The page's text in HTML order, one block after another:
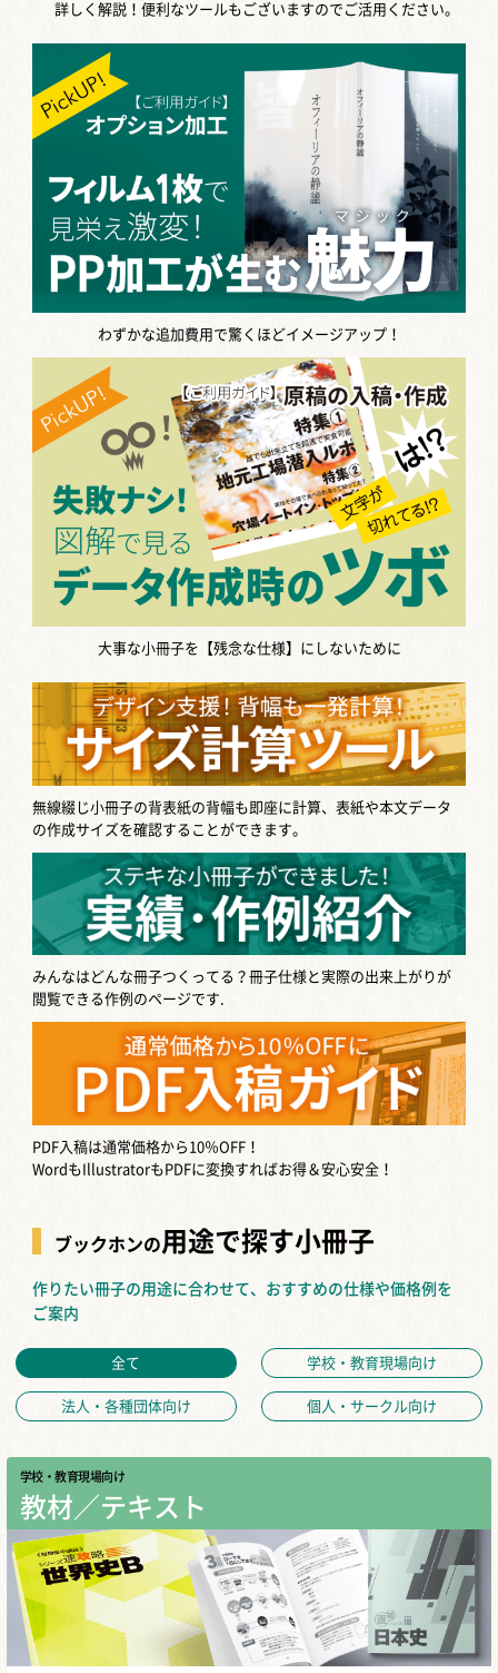
詳しく解説！便利なツールもございますのでご活用ください。
わずかな追加費用で驚くほどイメージアップ！
大事な小冊子を【残念な仕様】にしないために
無線綴じ小冊子の背表紙の背幅も即座に計算、表紙や本文データ
の作成サイズを確認することができます。
みんなはどんな冊子つくってる？冊子仕様と実際の出来上がりが
閲覧できる作例のページです.
PDF入稿は通常価格から10％OFF！
WordもIllustratorもPDFに変換すればお得＆安心安全！
ブックホンの用途で探す小冊子
作りたい冊子の用途に合わせて、おすすめの仕様や価格例を
ご案内
全て 学校・教育現場向け
法人・各種団体向け 個人・サークル向け
学校・教育現場向け
教材／テキスト